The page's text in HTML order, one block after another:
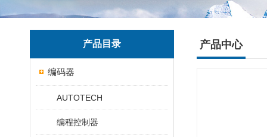
产品目录
编码器
AUTOTECH
编程控制器
产品中心